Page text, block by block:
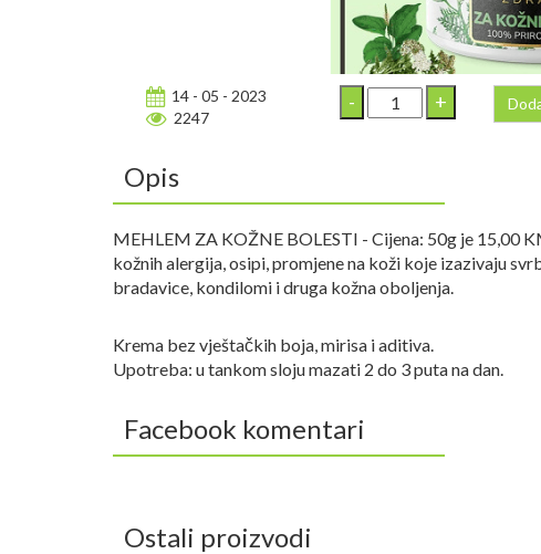
14 - 05 - 2023
2247
Opis
MEHLEM ZA KOŽNE BOLESTI - Cijena: 50g je 15,00
kožnih alergija, osipi, promjene na koži koje izazivaju
bradavice, kondilomi i druga kožna oboljenja.
Krema bez vještačkih boja, mirisa i aditiva.
Upotreba: u tankom sloju mazati 2 do 3 puta na dan.
Facebook komentari
Ostali proizvodi